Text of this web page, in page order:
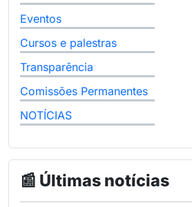
Eventos
Cursos e palestras
Transparência
Comissões Permanentes
NOTÍCIAS
📰 Últimas notícias